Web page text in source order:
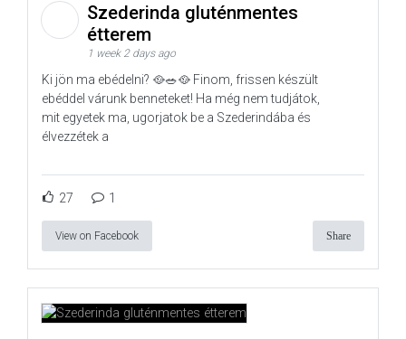
Szederinda gluténmentes
étterem
1 week 2 days ago
Ki jön ma ebédelni? 🥘🥗🥘 Finom, frissen készült
ebéddel várunk benneteket! Ha még nem tudjátok,
mit egyetek ma, ugorjatok be a Szederindába és
élvezzétek a
27 1
View on Facebook Share